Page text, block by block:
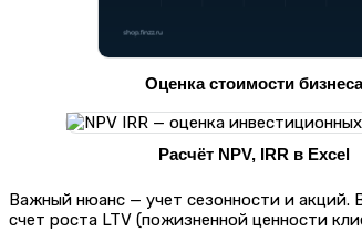
Оценка стоимости бизнеса
Расчёт NPV, IRR в Excel
Важный нюанс — учет сезонности и акций.
счет роста LTV (пожизненной ценности